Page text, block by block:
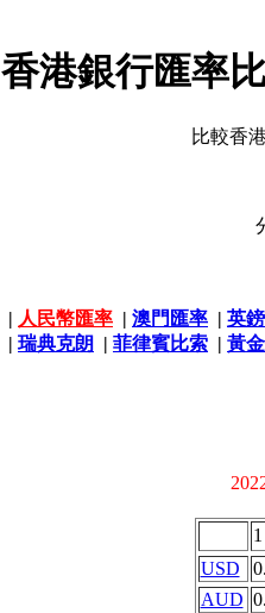
香港銀行匯率
比較香
| 人民幣匯率 | 澳門匯率 | 英
| 瑞典克朗 | 菲律賓比索 | 黃
USD
AUD